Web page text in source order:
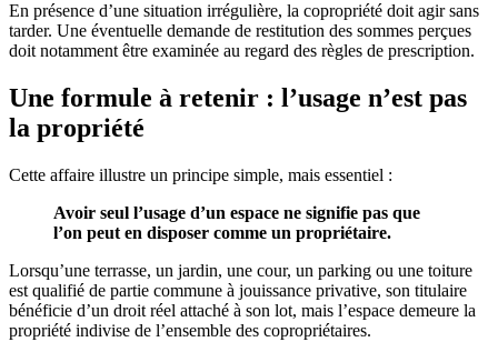
En présence d’une situation irrégulière, la copropriété doit agir sans
tarder. Une éventuelle demande de restitution des sommes perçues
doit notamment être examinée au regard des règles de prescription.
Une formule à retenir : l’usage n’est pas
la propriété
Cette affaire illustre un principe simple, mais essentiel :
Avoir seul l’usage d’un espace ne signifie pas que
l’on peut en disposer comme un propriétaire.
Lorsqu’une terrasse, un jardin, une cour, un parking ou une toiture
est qualifié de partie commune à jouissance privative, son titulaire
bénéficie d’un droit réel attaché à son lot, mais l’espace demeure la
propriété indivise de l’ensemble des copropriétaires.